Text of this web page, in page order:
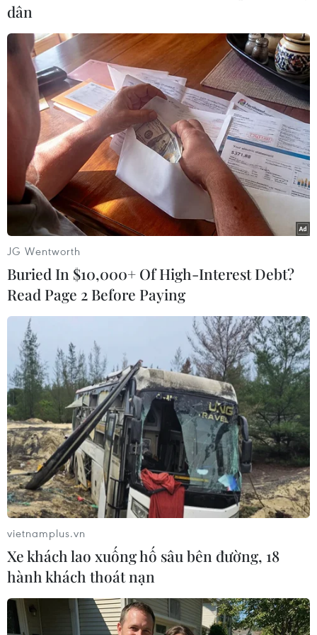
Tuy nhiên, trong nghiên cứu nói trên, sau khi
quan sát các phim chụp cấu trúc não bộ, giới
khoa học phát hiện ra rằng không phải tất cả
các trẻ sơ sinh mắc chứng đầu nhỏ đều mang
những dị tật bất thường.
Virus Zika lây lan sang người chủ yếu khi bị
muỗi Aedes aegypti đốt và cũng có thể lây lan
qua đường tình dục. Người nhiễm virus Zika có
những triệu chứng nhẹ hơn bị sốt xuất huyết
hoặc sốt phát ban, gồm sốt, viêm kết mạc, nhức
đầu, đau cơ, đau khớp và phát ban.
sinh ra con mang dị tật đầu nhỏ - một khiếm
khuyết đặc trưng của não nhỏ bất thường và
kém phát triển, hoặc các vấn đề sức khỏe khác.
Hiện các nhà khoa học vẫn chưa bào chế được
vaccine phòng chống virus Zika hay thuốc đặc
trị.
Theo thống kê của Tổ chức Y tế Thế giới (WHO),
kể từ năm ngoái, có hơn 1,5 triệu người nhiễm
virus Zika, chủ yếu tại Brazil, và hơn 1.600 trẻ
sơ sinh mắc chứng đầu nhỏ do được sinh ra từ
những người mẹ mang virus này./.
dân
JG Wentworth
Buried In $10,000+ Of High-Interest Debt?
Read Page 2 Before Paying
vietnamplus.vn
Xe khách lao xuống hố sâu bên đường, 18
hành khách thoát nạn